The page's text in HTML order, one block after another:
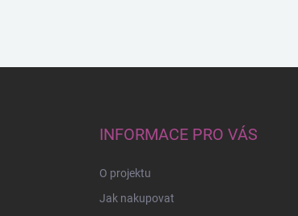
INFORMACE PRO VÁS
O projektu
Jak nakupovat